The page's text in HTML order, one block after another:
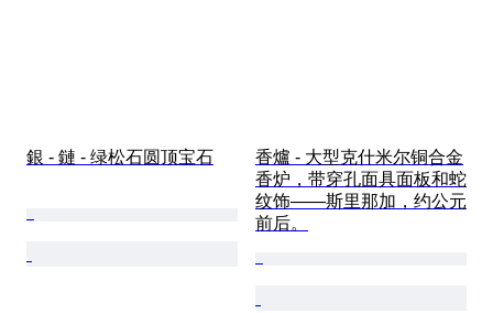
銀 - 鏈 - 绿松石圆顶宝石
香爐 - 大型克什米尔铜合金
香炉，带穿孔面具面板和蛇
纹饰——斯里那加，约公元
前后。